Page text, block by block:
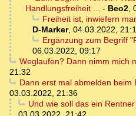
Handlungsfreiheit ... - Beo2,
Freiheit ist, inwiefern
D-Marker, 04.03.2022,
Ergänzung zum Begriff
06.03.2022, 09:17
Weglaufen? Dann nimm mich
21:32
Dann erst mal abmelden beim
03.03.2022, 21:36
Und wie soll das ein